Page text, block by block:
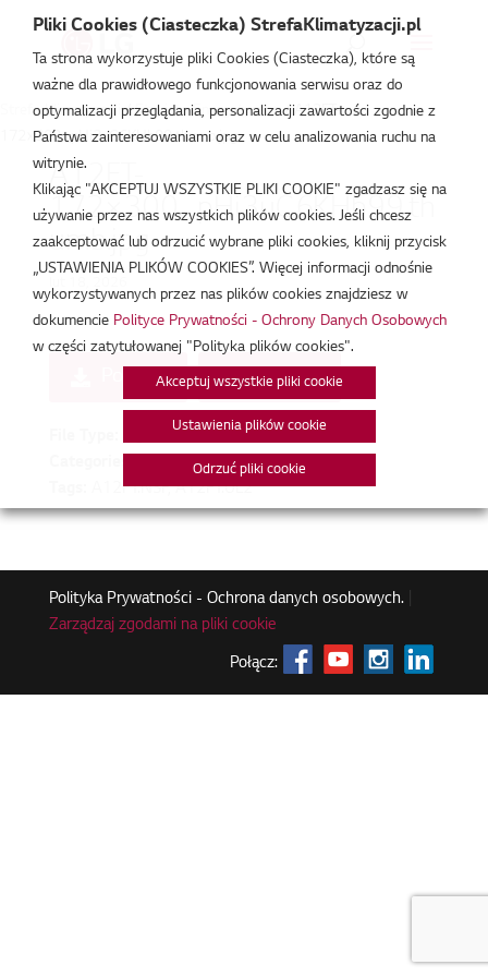
Strefa Klimatyzacji /Etykieta Energetyczna/ A12FT-
172×300._pHi3uC6KHb99.thumb.jpg
A12FT-
172×300._pHi3uC6KHb99.th
umb.jpg
Pobierz Podgląd
Etykieta Energetyczna
A12FT.NSF, A12FT.UL2
Polityka Prywatności - Ochrona danych osobowych.|
Zarządzaj zgodami na pliki cookie
Połącz:
Pliki Cookies (Ciasteczka) StrefaKlimatyzacji.pl
Ta strona wykorzystuje pliki Cookies (Ciasteczka), które są
ważne dla prawidłowego funkcjonowania serwisu oraz do
optymalizacji przeglądania, personalizacji zawartości zgodnie z
Państwa zainteresowaniami oraz w celu analizowania ruchu na
witrynie.
Klikając "AKCEPTUJ WSZYSTKIE PLIKI COOKIE" zgadzasz się na
używanie przez nas wszystkich plików cookies. Jeśli chcesz
zaakceptować lub odrzucić wybrane pliki cookies, kliknij przycisk
„USTAWIENIA PLIKÓW COOKIES”. Więcej informacji odnośnie
wykorzystywanych przez nas plików cookies znajdziesz w
dokumencie Polityce Prywatności - Ochrony Danych Osobowych
w części zatytułowanej "Polityka plików cookies".
Akceptuj wszystkie pliki cookie
Ustawienia plików cookie
Odrzuć pliki cookie